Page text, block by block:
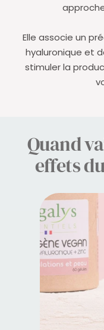
Elle associe un
hyaluronique et
stimuler la
Quand
effets